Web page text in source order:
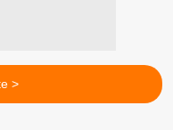
>